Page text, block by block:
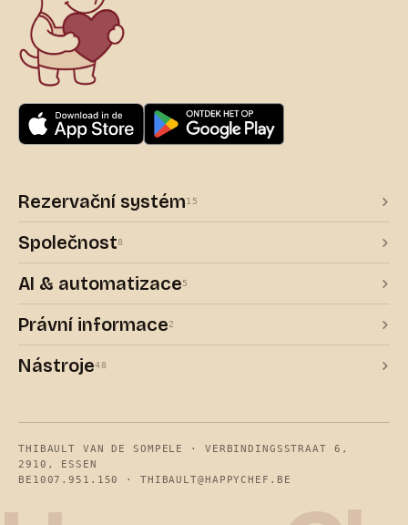
Rezervační systém15
Společnost8
AI & automatizace5
Právní informace2
Nástroje48
THIBAULT VAN DE SOMPELE · VERBINDINGSSTRAAT 6,
2910, ESSEN
BE1007.951.150 · THIBAULT@HAPPYCHEF.BE